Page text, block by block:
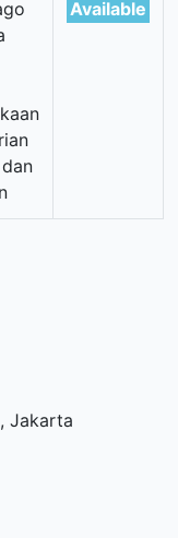
Available
Jakarta